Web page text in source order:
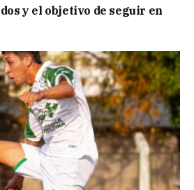
y el objetivo de seguir en